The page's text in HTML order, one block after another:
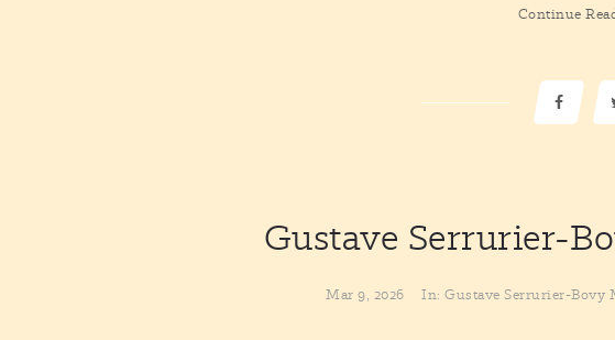
Continue
Gustave Serrurier-
Mar 9, 2026 In:Gustave Serrurier-Bovy